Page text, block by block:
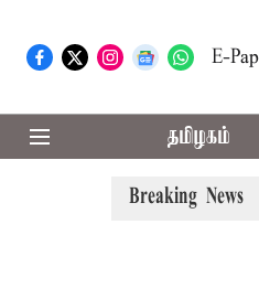
E-
தமிழகம்
Breaking News
எம்.பி.க்கள் கூட்டத்துக்கு